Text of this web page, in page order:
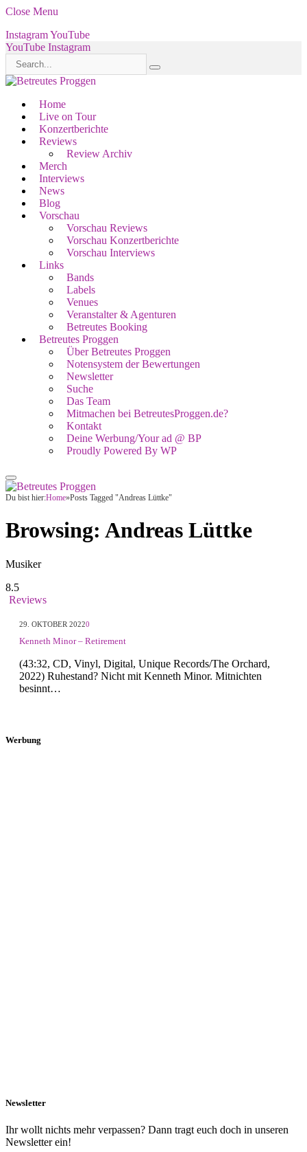
Close Menu
InstagramYouTube
YouTube Instagram
Home
Live on Tour
Konzertberichte
Reviews
Review Archiv
Merch
Interviews
News
Blog
Vorschau
Vorschau Reviews
Vorschau Konzertberichte
Vorschau Interviews
Links
Bands
Labels
Venues
Veranstalter & Agenturen
Betreutes Booking
Betreutes Proggen
Über Betreutes Proggen
Notensystem der Bewertungen
Newsletter
Suche
Das Team
Mitmachen bei BetreutesProggen.de?
Kontakt
Deine Werbung/Your ad @ BP
Proudly Powered By WP
Du bist hier:Home»Posts Tagged "Andreas Lüttke"
Browsing: Andreas Lüttke
Musiker
8.5
Reviews
29. OKTOBER 20220
Kenneth Minor – Retirement
(43:32, CD, Vinyl, Digital, Unique Records/The Orchard,
2022) Ruhestand? Nicht mit Kenneth Minor. Mitnichten
besinnt…
Werbung
Newsletter
Ihr wollt nichts mehr verpassen? Dann tragt euch doch in unseren
Newsletter ein!